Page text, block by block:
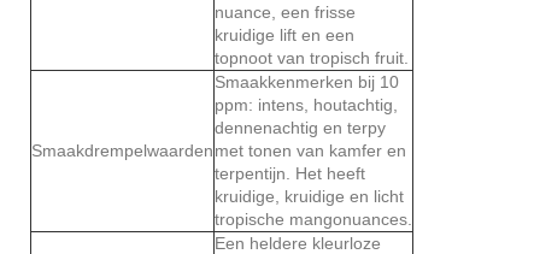
nuance, een frisse
kruidige lift en een
topnoot van tropisch fruit.
Smaakdrempelwaarden
Smaakkenmerken bij 10
ppm: intens, houtachtig,
dennenachtig en terpy
met tonen van kamfer en
terpentijn. Het heeft
kruidige, kruidige en licht
tropische mangonuances.
Een heldere kleurloze